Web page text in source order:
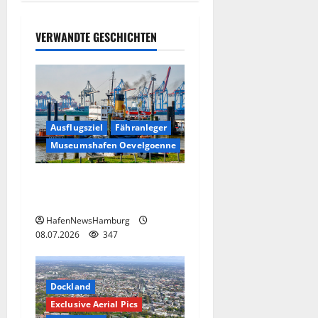
VERWANDTE GESCHICHTEN
Ausflugsziel
Fähranleger
Museumshafen Oevelgoenne
HafenNewsHamburg
08.07.2026
347
Dockland
Exclusive Aerial Pics